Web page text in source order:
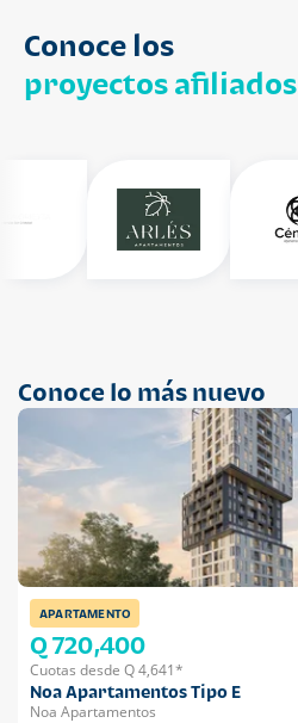
Conoce los
proyectos afiliados
Conoce lo más nuevo
APARTAMENTO
Q 720,400
Cuotas desde Q 4,641*
Noa Apartamentos Tipo E
Noa Apartamentos